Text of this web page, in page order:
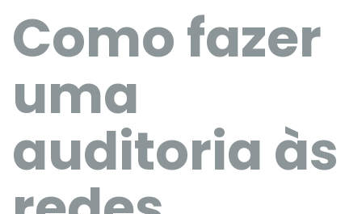
Como fazer
uma
auditoria às